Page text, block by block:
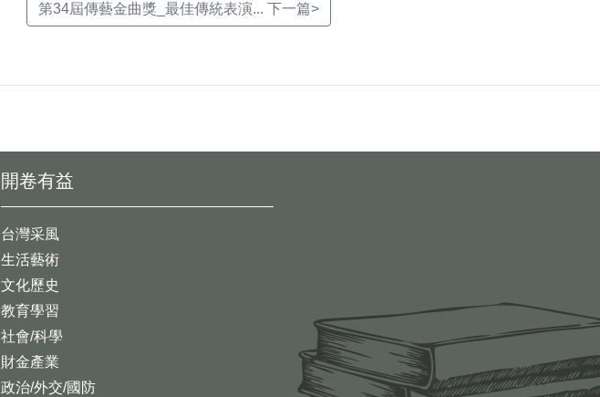
第34屆傳藝金曲獎_最佳傳統表演... 下一篇>
開卷有益
台灣采風
生活藝術
文化歷史
教育學習
社會/科學
財金產業
政治/外交/國防